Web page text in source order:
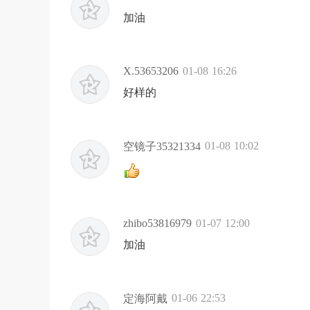
加油
X.53653206 01-08 16:26
好样的
空镜子35321334 01-08 10:02
zhibo53816979 01-07 12:00
加油
定海阿戴 01-06 22:53